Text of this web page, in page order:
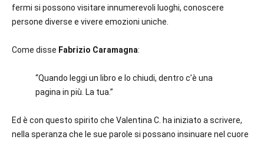
fermi si possono visitare innumerevoli luoghi, conoscere
persone diverse e vivere emozioni uniche.
Come disse Fabrizio Caramagna:
“Quando leggi un libro e lo chiudi, dentro c’è una
pagina in più. La tua.”
Ed è con questo spirito che Valentina C. ha iniziato a scrivere,
nella speranza che le sue parole si possano insinuare nel cuore